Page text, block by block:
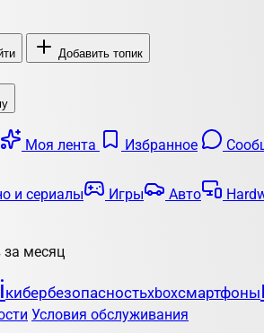
Добавить топик
Моя лента Избранное
и сериалы Игры Авто
за месяц
кибербезопасностьxboxсмартфоны
Условия обслуживания